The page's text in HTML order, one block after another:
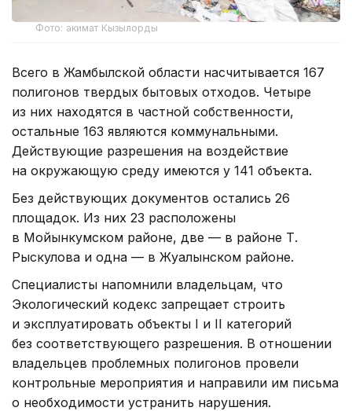
Фото: акимат Кызылорды
Всего в Жамбылской области насчитывается 167
полигонов твердых бытовых отходов. Четыре
из них находятся в частной собственности,
остальные 163 являются коммунальными.
Действующие разрешения на воздействие
на окружающую среду имеются у 141 объекта.
Без действующих документов остались 26
площадок. Из них 23 расположены
в Мойынкумском районе, две — в районе Т.
Рыскулова и одна — в Жуалынском районе.
Специалисты напомнили владельцам, что
Экологический кодекс запрещает строить
и эксплуатировать объекты I и II категорий
без соответствующего разрешения. В отношении
владельцев проблемных полигонов провели
контрольные мероприятия и направили им письма
о необходимости устранить нарушения.